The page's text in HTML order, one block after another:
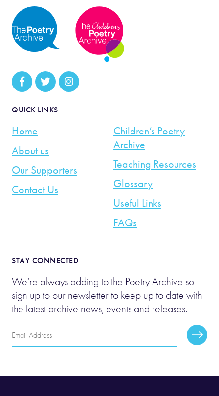
QUICK LINKS
Home
About us
Our Supporters
Contact Us
Children’s Poetry
Archive
Teaching Resources
Glossary
Useful Links
FAQs
STAY CONNECTED
We’re always adding to the Poetry Archive so
sign up to our newsletter to keep up to date with
the latest archive news, events and releases.
Email
Address